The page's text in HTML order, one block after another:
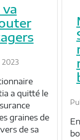
2023
a quitté le
graines de
de sa